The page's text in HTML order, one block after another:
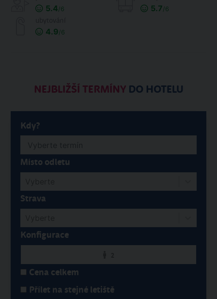
5.4/6 5.7/6
4.9/6
NEJBLIŽŠÍ TERMÍNYDO HOTELU
Kdy?
Místo odletu
Strava
Konfigurace
Cena celkem
Přílet na stejné letiště